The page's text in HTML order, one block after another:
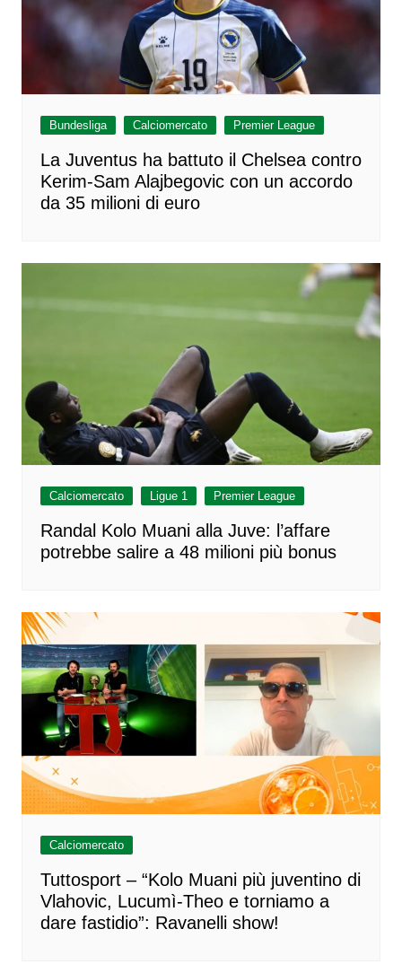
Bundesliga Calciomercato Premier League
La Juventus ha battuto il Chelsea contro
Kerim-Sam Alajbegovic con un accordo
da 35 milioni di euro
Calciomercato Ligue 1 Premier League
Randal Kolo Muani alla Juve: l’affare
potrebbe salire a 48 milioni più bonus
Calciomercato
Tuttosport – “Kolo Muani più juventino di
Vlahovic, Lucumì-Theo e torniamo a
dare fastidio”: Ravanelli show!